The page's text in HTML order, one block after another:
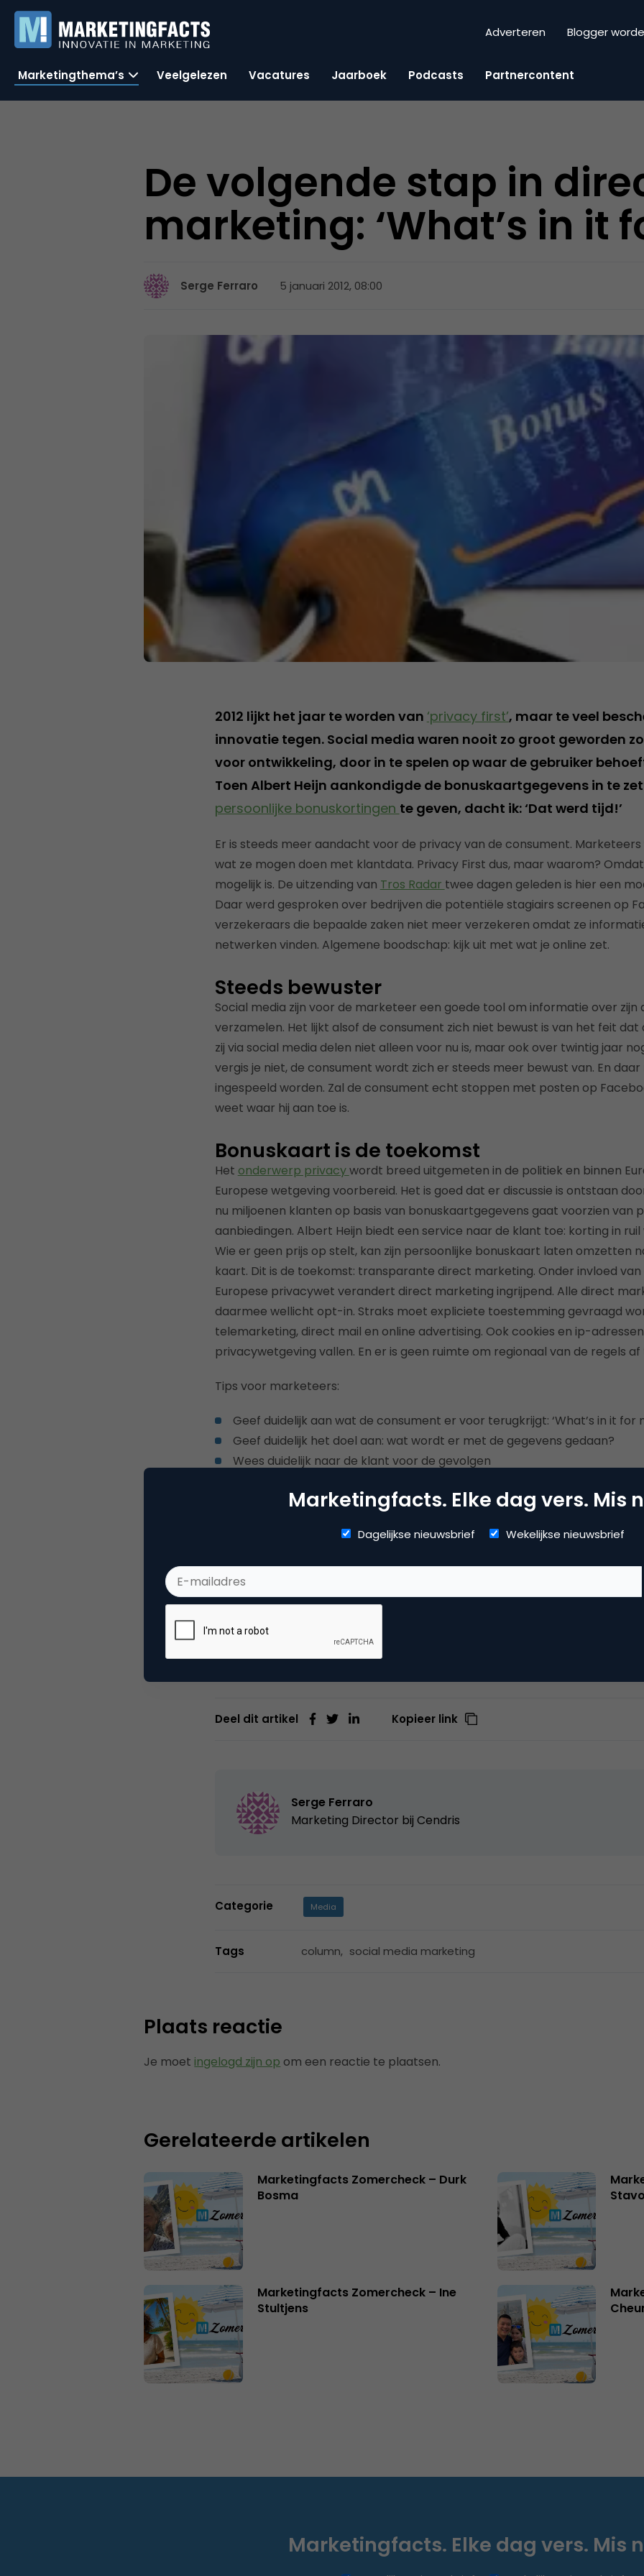
Adverteren Blogger
Marketingthema’s Veelgelezen Vacatures Jaarboek Podcasts Partnercontent
De volgende stap in
marketing: ‘What’s in it
Serge Ferraro 5 januari 2012, 08:00
2012 lijkt het jaar te worden van ‘privacy first’, maar te veel
innovatie tegen. Social media waren nooit zo groot geworden
voor ontwikkeling, door in te spelen op waar de gebruiker
Toen Albert Heijn aankondigde de bonuskaartgegevens in te
persoonlijke bonuskortingen te geven, dacht ik: ‘Dat werd tijd!’
Er is steeds meer aandacht voor de privacy van de consument.
wat ze mogen doen met klantdata. Privacy First dus, maar waarom?
mogelijk is. De uitzending van Tros Radar twee dagen geleden is hier een
Daar werd gesproken over bedrijven die potentiële stagiairs screenen op
verzekeraars die bepaalde zaken niet meer verzekeren omdat ze
netwerken vinden. Algemene boodschap: kijk uit met wat je online zet.
Steeds bewuster
Social media zijn voor de marketeer een goede tool om informatie over zijn
verzamelen. Het lijkt alsof de consument zich niet bewust is van het feit dat
zij via social media delen niet alleen voor nu is, maar ook over twintig jaar
vergis je niet, de consument wordt zich er steeds meer bewust van. En
ingespeeld worden. Zal de consument echt stoppen met posten op
weet waar hij aan toe is.
Bonuskaart is de toekomst
Het onderwerp privacywordt breed uitgemeten in de politiek en binnen
Europese wetgeving voorbereid. Het is goed dat er discussie is ontstaan
nu miljoenen klanten op basis van bonuskaartgegevens gaat voorzien van
aanbiedingen. Albert Heijn biedt een service naar de klant toe: korting in ruil
Wie er geen prijs op stelt, kan zijn persoonlijke bonuskaart laten omzetten
kaart. Dit is de toekomst: transparante direct marketing. Onder invloed van
Europese privacywet verandert direct marketing ingrijpend. Alle direct
daarmee wellicht opt-in. Straks moet expliciete toestemming gevraagd
telemarketing, direct mail en online advertising. Ook cookies en ip-
privacywetgeving vallen. En er is geen ruimte om regionaal van de regels af
Tips voor marketeers:
Geef duidelijk aan wat de consument er voor terugkrijgt: ‘What’s in it for
Geef duidelijk het doel aan: wat wordt er met de gegevens gedaan?
Wees duidelijk naar de klant voor de gevolgen
De consument bedienen
Het blijft moeilijk om in het hoofd van de consument te kijken. Wel kunnen
zoveel mogelijk bedienen. Met één klik moet de nodige informatie zichtbaar
ellenlange voorwaarden, waar niemand op zit te wachten. Dat is the next
media. Eerlijk, open en transparant zijn wordt gewaardeerd en zal
dan wanneer de consument niet duidelijk wordt voorgelicht over de
Deel dit artikel Kopieer link
Serge Ferraro
Marketing Director bij Cendris
Categorie Media
Tags column, social media marketing
Plaats reactie
Je moet ingelogd zijn op om een reactie te plaatsen.
Gerelateerde artikelen
Marketingfacts Zomercheck – Durk
Bosma
Marketingfacts Zomercheck – Ine
Stultjens
Marketingfacts. Elke dag vers. Mis
Dagelijkse nieuwsbrief Wekelijkse nieuwsbrief
Marketingfacts. Elke dag vers. Mis